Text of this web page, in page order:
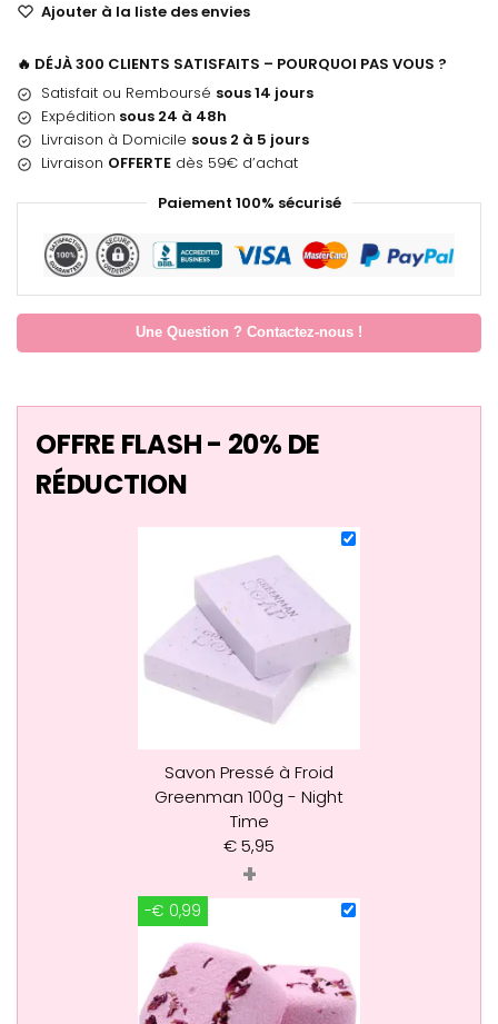
Ajouter à la liste des envies
🔥 DÉJÀ 300 CLIENTS SATISFAITS – POURQUOI PAS VOUS ?
Satisfait ou Remboursé sous 14 jours
Expédition sous 24 à 48h
Livraison à Domicile sous 2 à 5 jours
Livraison OFFERTE dès 59€ d’achat
Paiement 100% sécurisé
Une Question ? Contactez-nous !
OFFRE FLASH - 20% DE
RÉDUCTION
Savon Pressé à Froid
Greenman 100g - Night
Time
€5,95
+
-€ 0,99